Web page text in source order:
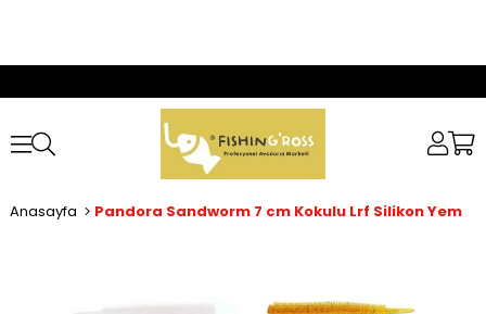
Anasayfa Pandora Sandworm 7 cm Kokulu Lrf Silikon Yem